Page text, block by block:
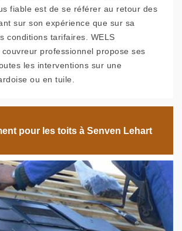
fiable est de se référer au retour des
sur son expérience que sur sa
conditions tarifaires. WELS
professionnel propose ses
les interventions sur une
ou en tuile.
pour les toits à Senven Lehart